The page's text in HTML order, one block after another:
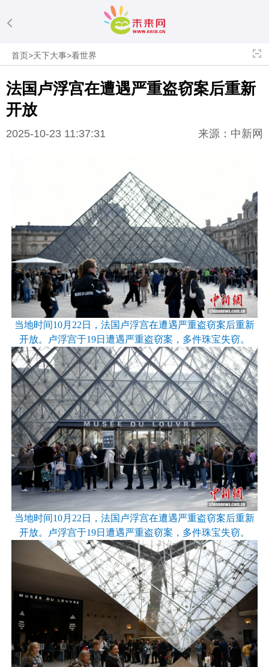
首页>天下大事>看世界
法国卢浮宫在遭遇严重盗窃案后重新
开放
2025-10-23 11:37:31 来源：中新网
当地时间10月22日，法国卢浮宫在遭遇严重盗窃案后重新
开放。卢浮宫于19日遭遇严重盗窃案，多件珠宝失窃。
当地时间10月22日，法国卢浮宫在遭遇严重盗窃案后重新
开放。卢浮宫于19日遭遇严重盗窃案，多件珠宝失窃。